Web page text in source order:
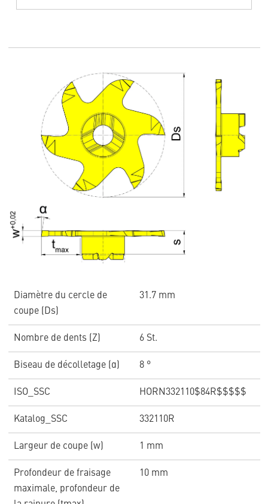
Diamètre du cercle de
coupe (Ds)
31.7 mm
Nombre de dents (Z) 6 St.
Biseau de décolletage (α) 8 °
ISO_SSC HORN332110$84R$$$$$
Katalog_SSC 332110R
Largeur de coupe (w) 1 mm
Profondeur de fraisage
maximale, profondeur de
10 mm